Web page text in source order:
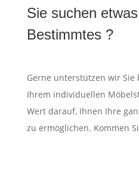
Sie suchen
Bestimmtes ?
Gerne unterstützen wir Sie
Ihrem individuellen
Wert darauf, Ihnen Ihre
zu ermöglichen. Kommen